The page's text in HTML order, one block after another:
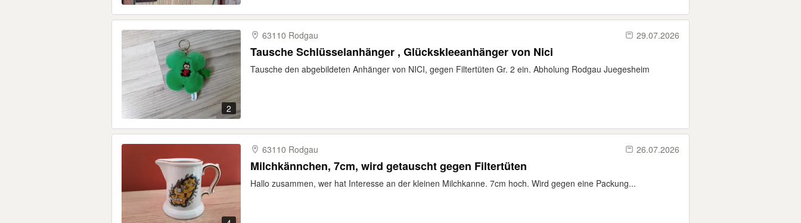
2
63110 Rodgau 29.07.2026
Tausche Schlüsselanhänger , Glückskleeanhänger von Nici
Tausche den abgebildeten Anhänger von NICI, gegen Filtertüten Gr. 2 ein. Abholung Rodgau Juegesheim
63110 Rodgau 26.07.2026
Milchkännchen, 7cm, wird getauscht gegen Filtertüten
Hallo zusammen, wer hat Interesse an der kleinen Milchkanne. 7cm hoch. Wird gegen eine Packung...